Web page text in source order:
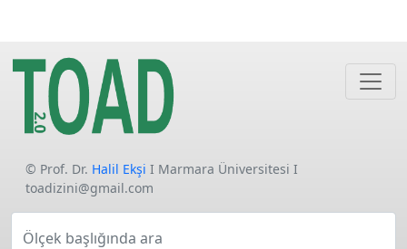
© Prof. Dr. Halil Ekşi I Marmara Üniversitesi I
toadizini@gmail.com
Ölçek başlığında ara